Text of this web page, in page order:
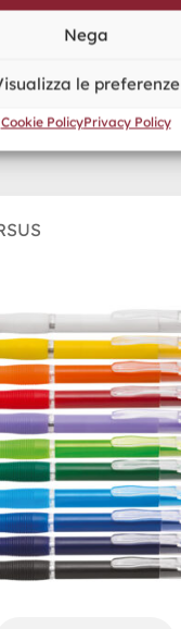
Nega
le preferenze
Cookie PolicyPrivacy Policy